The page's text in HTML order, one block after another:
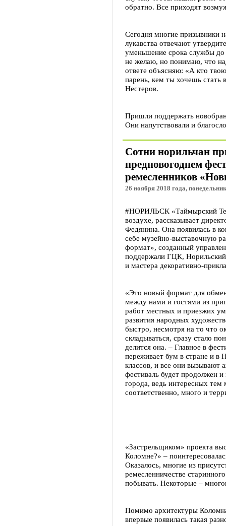
обратно. Все приходят
Сегодня многие призывники
лукавства отвечают
уменьшение срока службы до
не желаю, но понимаю, что
ответе объясняю: «А кто
парень, кем ты хочешь стать
Нестеров.
Пришли поддержать
Они напутствовали и
Сотни норильчан
предновогоднем
ремесленников
26 ноября 2018 года,
#НОРИЛЬСК «Таймырский
воздухе, рассказывает
Федянина. Она появилась в
себе музейно-выставочную
формат», созданный
поддержали ГЦК, Норильский
и мастера декоративно-
«Это новый формат для
между нами и гостями из
работ местных и приезжих
развития народных
быстро, несмотря на то что
складываться, сразу стало
делится она. – Главное в
переживает бум в стране и в
классов, и все они
фестиваль будет продолжен
города, ведь интересных
соответственно, много и
«Застрельщиком» проекта
Коломне?» –
Оказалось, многие из
ремесленничестве
побывать. Некоторые –
Помимо архитектуры
впервые появилась такая